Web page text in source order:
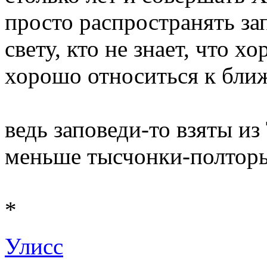
просто распространять
свету, кто не знает, что
хорошо относиться к
ведь заповеди-то взяты
меньше тысчонки-
*
Улисс